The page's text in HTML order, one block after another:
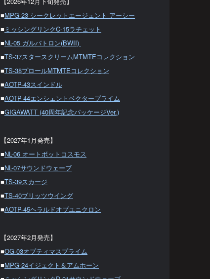
■MPG-23 シークレットエージェント アーシー
■ ミッシングリンクC-15ラチェット
■NL-05 ガルバトロン(BWII)
■TS-37スタースクリームMTMTEコレクション
■TS-38プロールMTMTEコレクション
■AOTP-43スインドル
■AOTP-44エンシェントベクタープライム
■GIGAWATT (40周年記念パッケージVer.)
【2027年1月発売】
■NL-06 オートボットコスモス
■NL-07サウンドウェーブ
■TS-39スカージ
■TS-40ブリッツウイング
■AOTP-45ヘラルドオブユニクロン
【2027年2月発売】
■OG-03オプティマスプライム
■MPG-24イジェクト＆アムホーン